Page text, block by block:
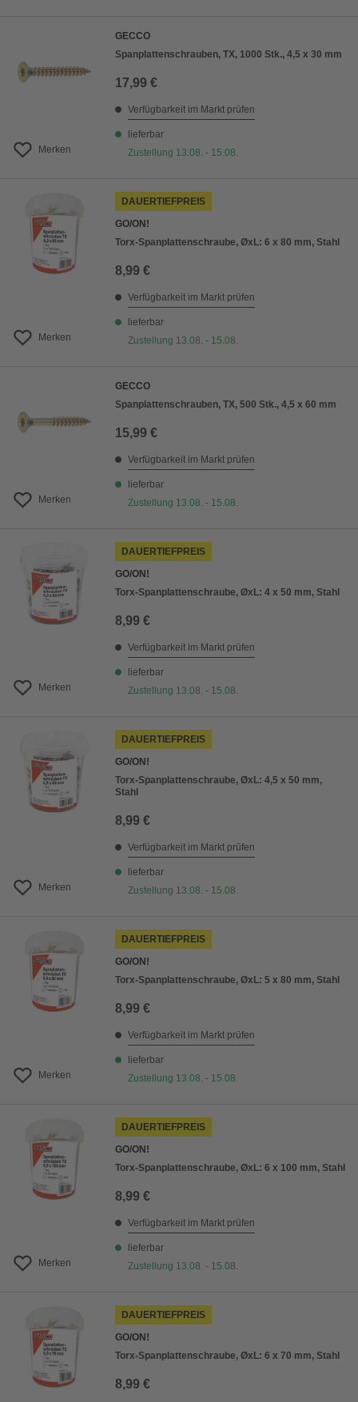
Merken
GECCO
Spanplattenschrauben, TX, 1000 Stk., 4,5 x 30 mm
17,99 €
Verfügbarkeit im Markt prüfen
lieferbar
Zustellung 13.08. - 15.08.
Merken
DAUERTIEFPREIS
GO/ON!
Torx-Spanplattenschraube, ØxL: 6 x 80 mm, Stahl
8,99 €
Verfügbarkeit im Markt prüfen
lieferbar
Zustellung 13.08. - 15.08.
Merken
GECCO
Spanplattenschrauben, TX, 500 Stk., 4,5 x 60 mm
15,99 €
Verfügbarkeit im Markt prüfen
lieferbar
Zustellung 13.08. - 15.08.
Merken
DAUERTIEFPREIS
GO/ON!
Torx-Spanplattenschraube, ØxL: 4 x 50 mm, Stahl
8,99 €
Verfügbarkeit im Markt prüfen
lieferbar
Zustellung 13.08. - 15.08.
Merken
DAUERTIEFPREIS
GO/ON!
Torx-Spanplattenschraube, ØxL: 4,5 x 50 mm,
Stahl
8,99 €
Verfügbarkeit im Markt prüfen
lieferbar
Zustellung 13.08. - 15.08.
Merken
DAUERTIEFPREIS
GO/ON!
Torx-Spanplattenschraube, ØxL: 5 x 80 mm, Stahl
8,99 €
Verfügbarkeit im Markt prüfen
lieferbar
Zustellung 13.08. - 15.08.
Merken
DAUERTIEFPREIS
GO/ON!
Torx-Spanplattenschraube, ØxL: 6 x 100 mm, Stahl
8,99 €
Verfügbarkeit im Markt prüfen
lieferbar
Zustellung 13.08. - 15.08.
DAUERTIEFPREIS
GO/ON!
Torx-Spanplattenschraube, ØxL: 6 x 70 mm, Stahl
8,99 €